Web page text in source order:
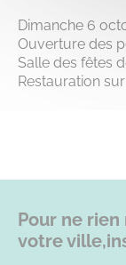
Dimanche 6
Ouverture des
Salle des fêtes
Restauration
Pour ne
votre ville,